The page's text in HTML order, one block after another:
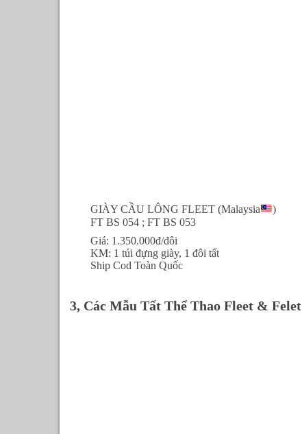
GIÀY CẦU LÔNG FLEET (Malaysia
)
FT BS 054 ; FT BS 053
Giá: 1.350.000đ/đôi
KM: 1 túi đựng giày, 1 đôi tất
Ship Cod Toàn Quốc
3, Các Mẫu Tất Thể Thao Fleet & Felet